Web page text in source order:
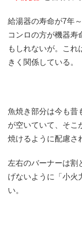
給湯器の寿命が7年
コンロの方が機器寿
もしれないが。これ
きく関係している。
魚焼き部分は今も昔
が空いていて、そこ
焼けるように配慮さ
左右のバーナーは割
げないように「小火
い。